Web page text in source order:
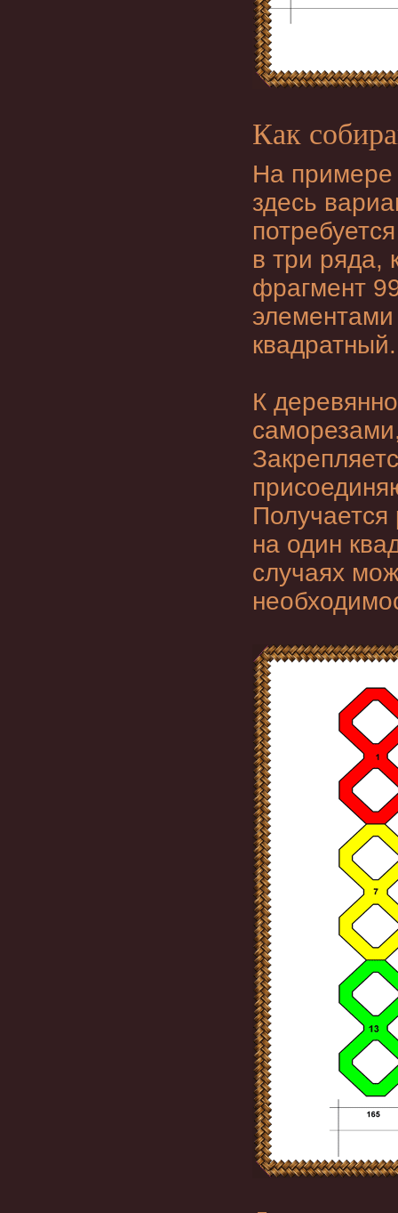
Как
На примере
здесь
в три ряда,
фрагмент
элементами
квадратный.
К
на один
случаях